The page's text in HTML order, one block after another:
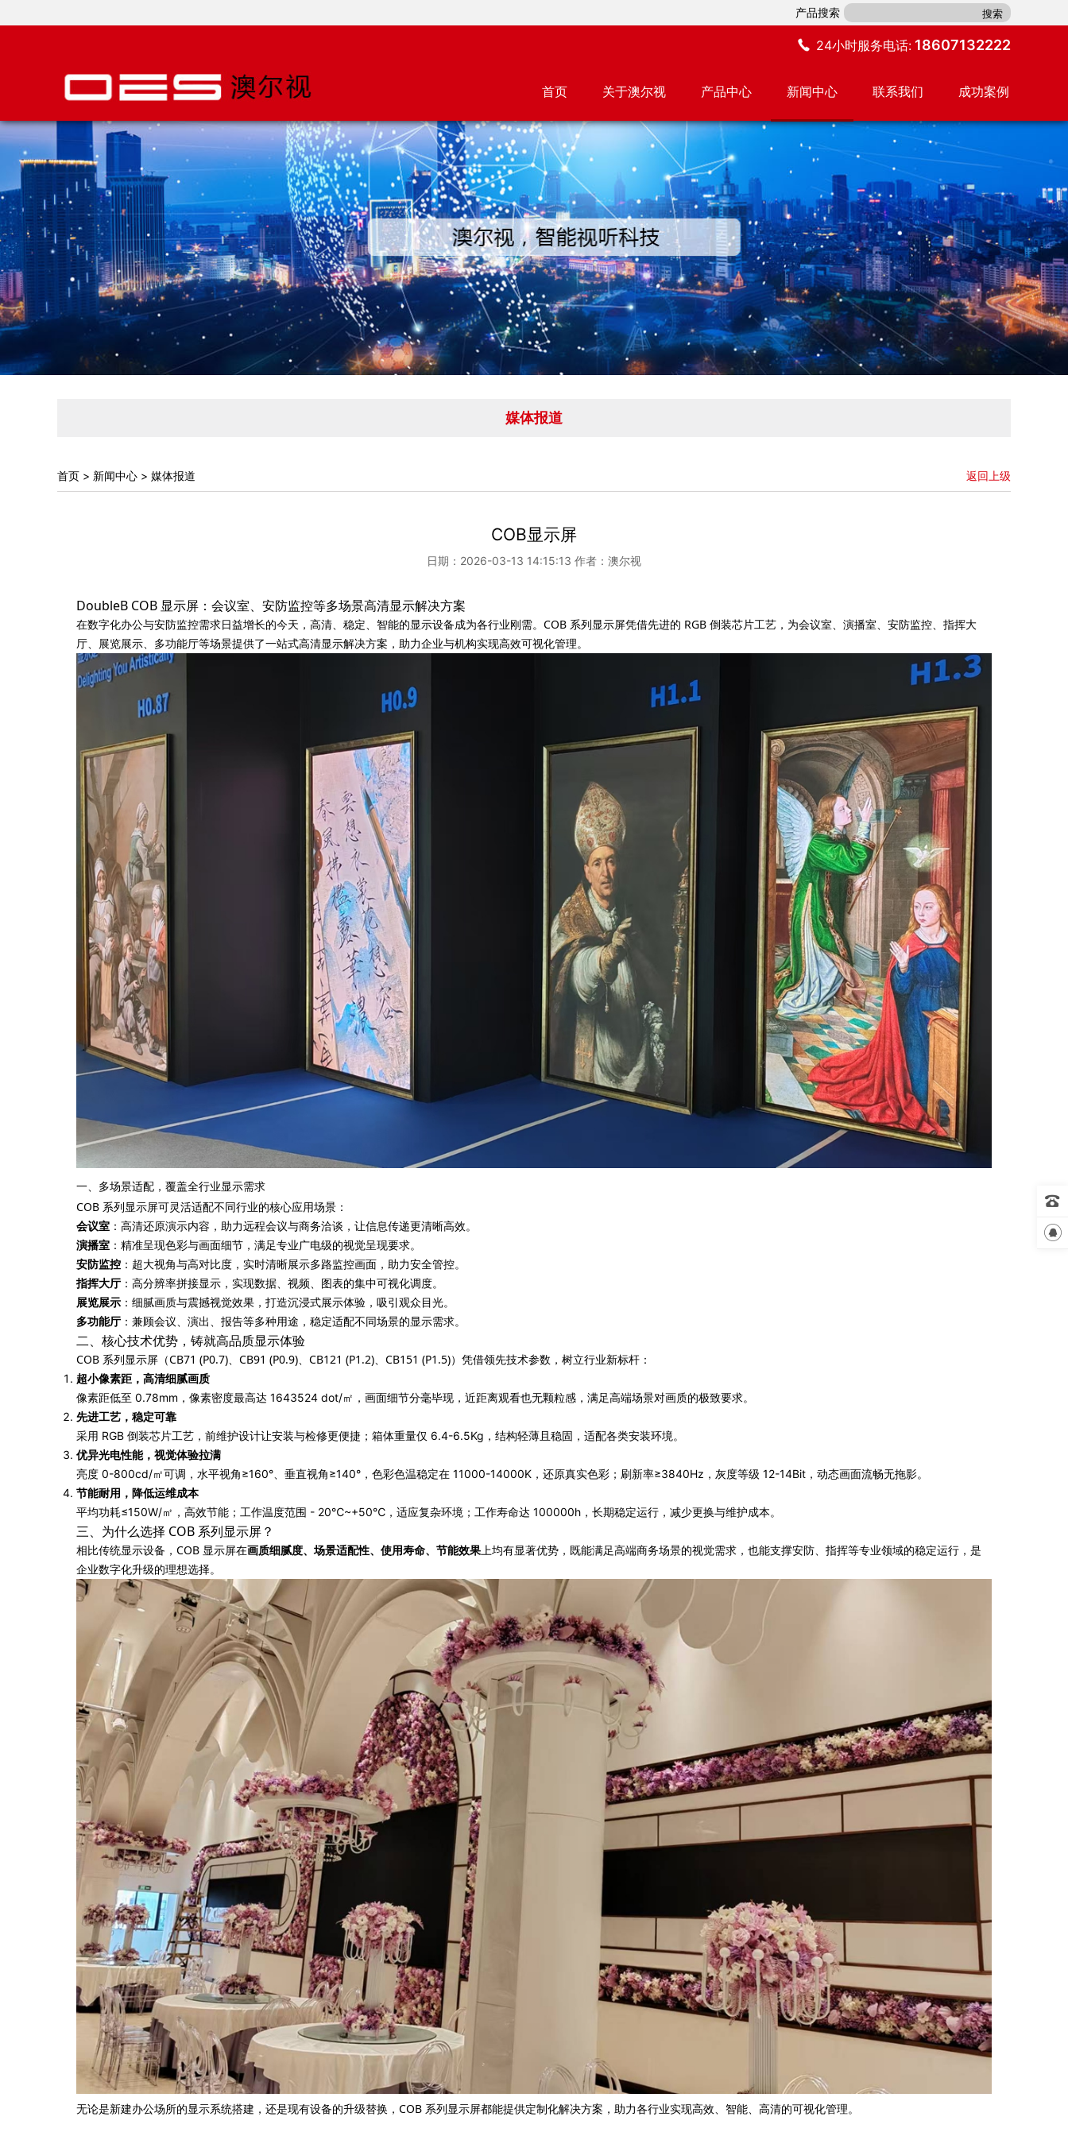
产品搜索
24小时服务电话: 18607132222
首页 关于澳尔视 产品中心 新闻中心 联系我们 成功案例
媒体报道
首页 > 新闻中心 > 媒体报道 返回上级
COB显示屏
日期：2026-03-13 14:15:13 作者：澳尔视
DoubleB COB 显示屏：会议室、安防监控等多场景高清显示解决方案
在数字化办公与安防监控需求日益增长的今天，高清、稳定、智能的显示设备成为各行业刚需。COB 系列显示屏凭借先进的 RGB 倒装芯片工艺，为会议室、演播室、安防监控、指挥大
厅、展览展示、多功能厅等场景提供了一站式高清显示解决方案，助力企业与机构实现高效可视化管理。
一、多场景适配，覆盖全行业显示需求
COB 系列显示屏可灵活适配不同行业的核心应用场景：
会议室 ：高清还原演示内容，助力远程会议与商务洽谈，让信息传递更清晰高效。
演播室 ：精准呈现色彩与画面细节，满足专业广电级的视觉呈现要求。
安防监控 ：超大视角与高对比度，实时清晰展示多路监控画面，助力安全管控。
指挥大厅 ：高分辨率拼接显示，实现数据、视频、图表的集中可视化调度。
展览展示 ：细腻画质与震撼视觉效果，打造沉浸式展示体验，吸引观众目光。
多功能厅 ：兼顾会议、演出、报告等多种用途，稳定适配不同场景的显示需求。
二、核心技术优势，铸就高品质显示体验
COB 系列显示屏（CB71 (P0.7)、CB91 (P0.9)、CB121 (P1.2)、CB151 (P1.5)）凭借领先技术参数，树立行业新标杆：
超小像素距，高清细腻画质
像素距低至 0.78mm，像素密度最高达 1643524 dot/㎡，画面细节分毫毕现，近距离观看也无颗粒感，满足高端场景对画质的极致要求。
先进工艺，稳定可靠
采用 RGB 倒装芯片工艺，前维护设计让安装与检修更便捷；箱体重量仅 6.4-6.5Kg，结构轻薄且稳固，适配各类安装环境。
优异光电性能，视觉体验拉满
亮度 0-800cd/㎡可调，水平视角≥160°、垂直视角≥140°，色彩色温稳定在 11000-14000K，还原真实色彩；刷新率≥3840Hz，灰度等级 12-14Bit，动态画面流畅无拖影。
节能耐用，降低运维成本
平均功耗≤150W/㎡，高效节能；工作温度范围 - 20℃~+50℃，适应复杂环境；工作寿命达 100000h，长期稳定运行，减少更换与维护成本。
三、为什么选择 COB 系列显示屏？
相比传统显示设备，COB 显示屏在画质细腻度、场景适配性、使用寿命、节能效果上均有显著优势，既能满足高端商务场景的视觉需求，也能支撑安防、指挥等专业领域的稳定运行，是
企业数字化升级的理想选择。
无论是新建办公场所的显示系统搭建，还是现有设备的升级替换，COB 系列显示屏都能提供定制化解决方案，助力各行业实现高效、智能、高清的可视化管理。

